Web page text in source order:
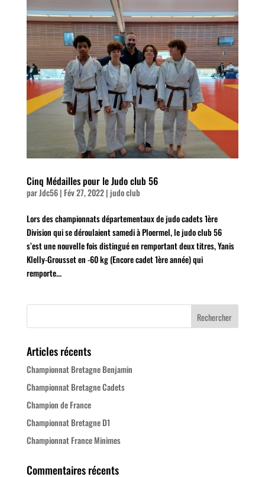
Cinq Médailles pour le Judo club 56
parJdc56| Fév 27, 2022| judo club
Lors des championnats départementaux de judo cadets 1ère
Division qui se déroulaient samedi à Ploermel, le judo club 56
s’est une nouvelle fois distingué en remportant deux titres, Yanis
Klelly-Grousset en -60 kg (Encore cadet 1ère année) qui
remporte...
Articles récents
Championnat Bretagne Benjamin
Championnat Bretagne Cadets
Champion de France
Championnat Bretagne D1
Championnat France Minimes
Commentaires récents